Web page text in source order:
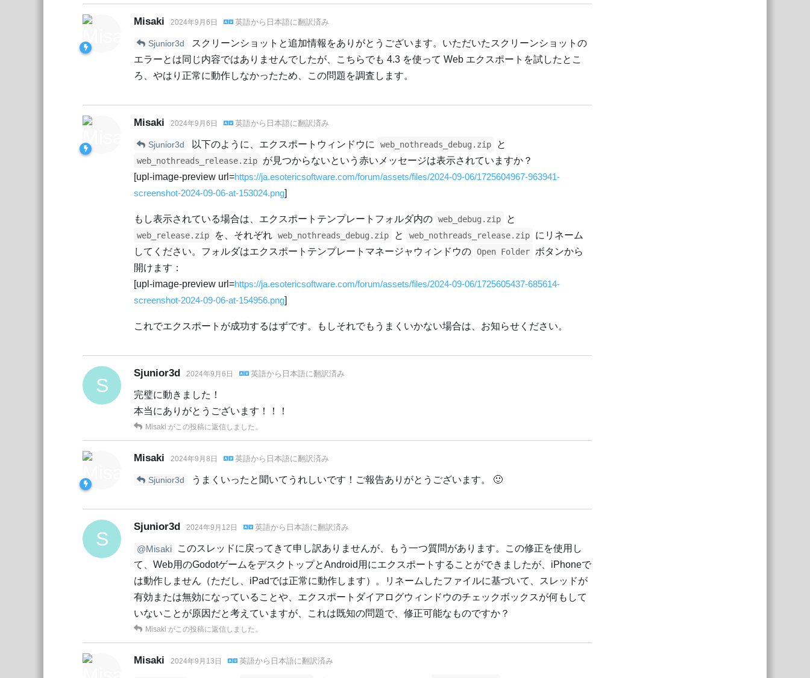
Misaki 2024年9月6日 英語から 日本語に翻訳済み
Sjunior3d
スクリーンショットと追加情報をありがとうございます。いただいたスクリーンショットの
エラーとは同じ内容ではありませんでしたが、こちらでも 4.3 を使って Web エクスポートを試したとこ
ろ、やはり正常に動作しなかったため、この問題を調査します。
Misaki 2024年9月6日 英語から 日本語に翻訳済み
Sjunior3d 以下のように、エクスポートウィンドウに web_nothreads_debug.zip と
web_nothreads_release.zip
が見つからないという赤いメッセージは表示されていますか？
[upl-image-preview url=https://ja.esotericsoftware.com/forum/assets/files/2024-09-06/1725604967-963941-
screenshot-2024-09-06-at-153024.png]
もし表示されている場合は、エクスポートテンプレートフォルダ内の web_debug.zip と
web_release.zip を、それぞれ web_nothreads_debug.zip と web_nothreads_release.zip
にリネーム
してください。フォルダはエクスポートテンプレートマネージャウィンドウの Open Folder
ボタンから
開けます：
[upl-image-preview url=https://ja.esotericsoftware.com/forum/assets/files/2024-09-06/1725605437-685614-
screenshot-2024-09-06-at-154956.png]
これでエクスポートが成功するはずです。もしそれでもうまくいかない場合は、お知らせください。
S
Sjunior3d 2024年9月6日 英語から 日本語に翻訳済み
完璧に動きました！
本当にありがとうございます！！！
Misaki がこの投稿に返信しました。
Misaki 2024年9月8日 英語から 日本語に翻訳済み
Sjunior3d
うまくいったと聞いてうれしいです！ご報告ありがとうございます。 🙂
S
Sjunior3d 2024年9月12日 英語から 日本語に翻訳済み
@Misaki
このスレッドに戻ってきて申し訳ありませんが、もう一つ質問があります。この修正を使用し
て、Web用のGodotゲームをデスクトップとAndroid用にエクスポートすることができましたが、iPhoneで
は動作しません（ただし、iPadでは正常に動作します）。リネームしたファイルに基づいて、スレッドが
有効または無効になっていることや、エクスポートダイアログウィンドウのチェックボックスが何もして
いないことが原因だと考えていますが、これは既知の問題で、修正可能なものですか？
Misaki がこの投稿に返信しました。
Misaki 2024年9月13日 英語から 日本語に翻訳済み